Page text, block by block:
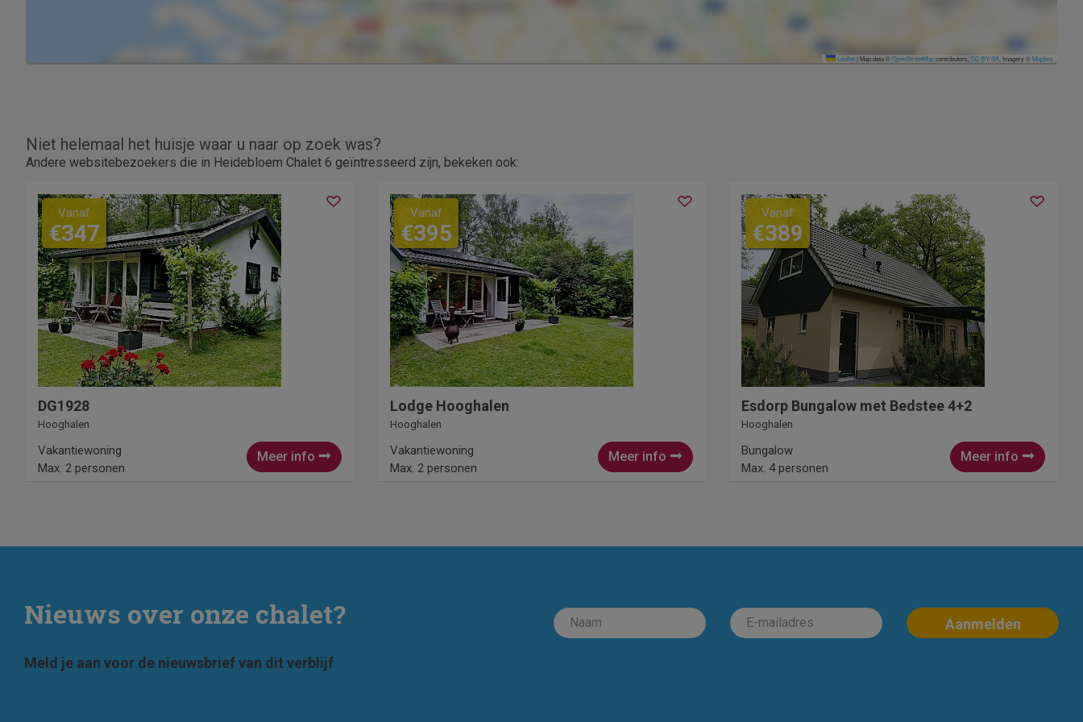
Leaflet| Map data ©OpenStreetMapcontributors, CC-BY-SA , Imagery ©Mapbox
Niet helemaal het huisje waar u naar op zoek was?
Andere websitebezoekers die in Heidebloem Chalet 6 geïntresseerd zijn, bekeken ook:
Vanaf
€347
DG1928
Hooghalen
Meer info
Vakantiewoning
Max. 2 personen
Vanaf
€395
Lodge Hooghalen
Hooghalen
Meer info
Vakantiewoning
Max. 2 personen
Vanaf
€389
Esdorp Bungalow met Bedstee 4+2
Hooghalen
Meer info
Bungalow
Max. 4 personen
Nieuws over onze chalet?
Meld je aan voor de nieuwsbrief van dit verblijf